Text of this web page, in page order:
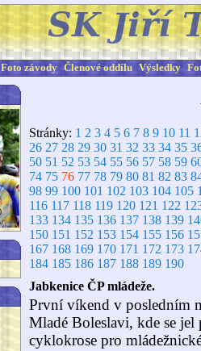
Foto závody Členové oddílu Výsledky
Stránky: 1 2 3 4 5 6 7 8 9 10 11
26 27 28 29 30 31 32 33 34 35
50 51 52 53 54 55 56 57 58 59
74 75 76 77 78 79 80 81 82 83
98 99 100 101 102 103 104 105
116 117 118 119 120 121 122
133 134 135 136 137 138 139
150 151 152 153 154 155 156
167 168 169 170 171 172 173
184 185 186 187 188 189 190
Jabkenice ČP mládeže.
První víkend v posledním
Mladé Boleslavi, kde se jel
cyklokrose pro